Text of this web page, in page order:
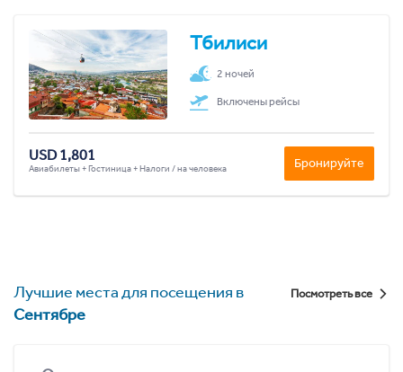
Тбилиси
2 ночей
Включены рейсы
USD 1,801
Авиабилеты + Гостиница + Налоги / на человека Бронируйте
Лучшие места для посещения в
Сентябре
Посмотреть все